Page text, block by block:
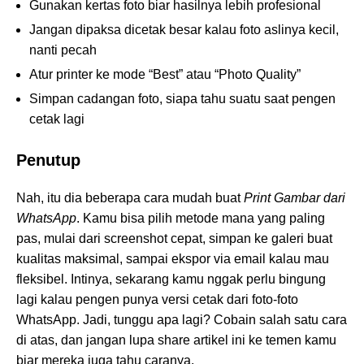
Gunakan kertas foto biar hasilnya lebih profesional
Jangan dipaksa dicetak besar kalau foto aslinya kecil,
nanti pecah
Atur printer ke mode “Best” atau “Photo Quality”
Simpan cadangan foto, siapa tahu suatu saat pengen
cetak lagi
Penutup
Nah, itu dia beberapa cara mudah buatPrint Gambar dari
WhatsApp. Kamu bisa pilih metode mana yang paling
pas, mulai dari screenshot cepat, simpan ke galeri buat
kualitas maksimal, sampai ekspor via email kalau mau
fleksibel. Intinya, sekarang kamu nggak perlu bingung
lagi kalau pengen punya versi cetak dari foto-foto
WhatsApp. Jadi, tunggu apa lagi? Cobain salah satu cara
di atas, dan jangan lupa share artikel ini ke temen kamu
biar mereka juga tahu caranya.